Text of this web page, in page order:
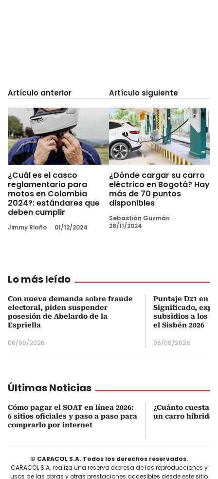
Artículo anterior
¿Cuál es el casco
reglamentario para
motos en Colombia
2024?: estándares que
deben cumplir
Jimmy Riaño 01/12/2024
Artículo siguiente
¿Dónde cargar su carro
eléctrico en Bogotá? Hay
más de 70 puntos
disponibles
Sebastián Guzmán
28/11/2024
Lo más leído
Con nueva demanda sobre fraude
electoral, piden suspender
posesión de Abelardo de la
Espriella
06/08/2026
Puntaje D21 en
Significado,
subsidios a los
el Sisbén 2026
06/08/2026
Últimas Noticias
Cómo pagar el SOAT en línea 2026:
6 sitios oficiales y paso a paso para
comprarlo por internet
¿Cuánto cuesta
un carro híbrido
© CARACOL S.A. Todos los derechos reservados.
CARACOL S.A. realiza una reserva expresa de las reproducciones y
usos de las obras y otras prestaciones accesibles desde este sitio